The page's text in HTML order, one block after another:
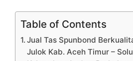
Table of Contents
Jual Tas Spunbond
Julok Kab. Aceh Timur –